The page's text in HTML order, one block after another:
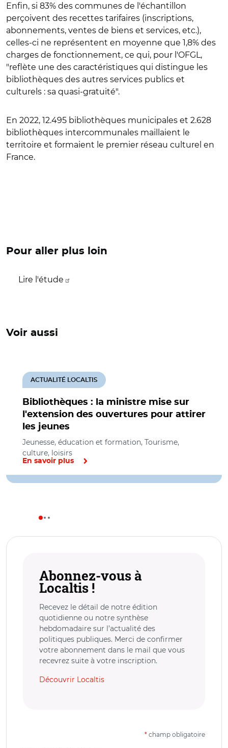
Enfin, si 83% des communes de l'échantillon
perçoivent des recettes tarifaires (inscriptions,
abonnements, ventes de biens et services, etc.),
celles-ci ne représentent en moyenne que 1,8% des
charges de fonctionnement, ce qui, pour l'OFGL,
"reflète une des caractéristiques qui distingue les
bibliothèques des autres services publics et
culturels : sa quasi-gratuité".
En 2022, 12.495 bibliothèques municipales et 2.628
bibliothèques intercommunales maillaient le
territoire et formaient le premier réseau culturel en
France.
Pour aller plus loin
Lire l'étude
Voir aussi
Bibliothèques : la ministre mise sur
l'extension des ouvertures pour attirer
les jeunes
ACTUALITÉ LOCALTIS
Jeunesse, éducation et formation, Tourisme,
culture, loisirs
En savoir plus
Abonnez-vous à
Localtis !
Recevez le détail de notre édition
quotidienne ou notre synthèse
hebdomadaire sur l’actualité des
politiques publiques. Merci de confirmer
votre abonnement dans le mail que vous
recevrez suite à votre inscription.
Découvrir Localtis
* champ obligatoire